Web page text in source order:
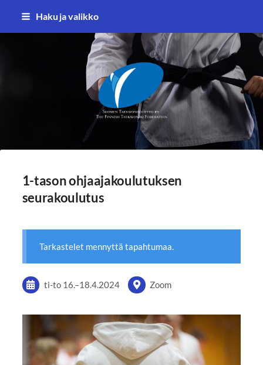
Siirry
Haku ja valikko
Suomen Taekwondoliitto ry
1-tason ohjaajakoulutuksen
seurakoulutus
Tarkastelet mennyttä tapahtumaa.
ti-to 16.–18.4.2024 Zoom